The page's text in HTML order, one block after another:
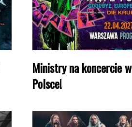
Ministry na koncercie w
Polsce!